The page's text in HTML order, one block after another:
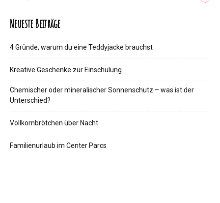
Neueste Beiträge
4 Gründe, warum du eine Teddyjacke brauchst
Kreative Geschenke zur Einschulung
Chemischer oder mineralischer Sonnenschutz – was ist der
Unterschied?
Vollkornbrötchen über Nacht
Familienurlaub im Center Parcs